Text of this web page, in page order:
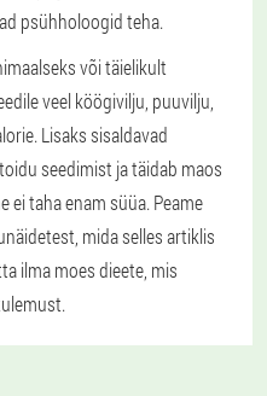
psühholoogid teha.
või täielikult
veel köögivilju, puuvilju,
Lisaks sisaldavad
seedimist ja täidab maos
ei taha enam süüa. Peame
mida selles artiklis
ilma moes dieete, mis